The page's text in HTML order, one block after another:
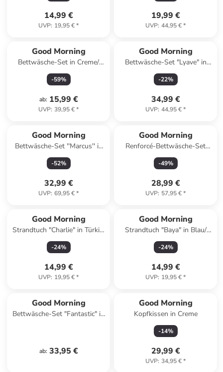
14,99 €
UVP: 19,95 €*
19,99 €
UVP: 44,95 €*
Good Morning
Bettwäsche-Set in Creme/
Orange
-59%
ab: 15,99 €
UVP: 39,95 €*
Good Morning
Bettwäsche-Set "Lyave" in
Mint/ Rosa
-22%
34,99 €
UVP: 44,95 €*
Good Morning
Bettwäsche-Set ''Marcus'' in
Bunt
-52%
32,99 €
UVP: 69,95 €*
Good Morning
Renforcé-Bettwäsche-Set
"Yellowstone" in Grau/ Gelb
-49%
28,99 €
UVP: 57,95 €*
Good Morning
Strandtuch "Charlie" in Türkis/
Grün/ Lila
-24%
14,99 €
UVP: 19,95 €*
Good Morning
Strandtuch "Baya" in Blau/
Rosa
-24%
14,99 €
UVP: 19,95 €*
Good Morning
Bettwäsche-Set "Fantastic" in
ab: 33,95 €
Good Morning
Kopfkissen in Creme
-14%
29,99 €
UVP: 34,95 €*